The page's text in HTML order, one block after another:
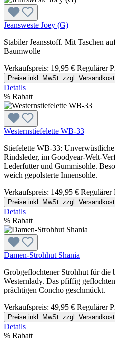
Jeansweste Joey (G)
Stabiler Jeansstoff. Mit Taschen
Baumwolle
Verkaufspreis: 19,95 € Regulärer
Preise inkl. MwSt. zzgl.
Details
% Rabatt
Westernstiefelette WB-33
Stiefelette WB-33:
Rindsleder, im Goodyear-Welt-
Lederfutter und Gummisohle.
weich gepolsterte Innensohle.
Verkaufspreis: 149,95 € Regulärer
Preise inkl. MwSt. zzgl.
Details
% Rabatt
Damen-Strohhut Shania
Grobgeflochtener Strohhut für die
Westernlady. Das pfiffig
prächtigen Concho geschmückt.
Verkaufspreis: 49,95 € Regulärer
Preise inkl. MwSt. zzgl.
Details
% Rabatt